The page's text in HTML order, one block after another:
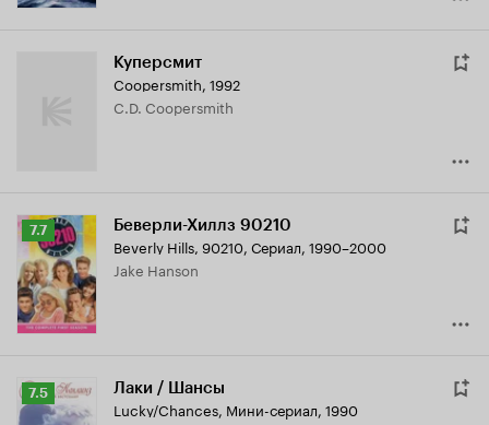
Куперсмит
Coopersmith, 1992
C.D. Coopersmith
Рейтинг
Кинопоиска
7.7
7.7 Беверли-Хиллз 90210
Beverly Hills, 90210, Сериал, 1990–2000
Jake Hanson
Рейтинг
Кинопоиска
7.5 Лаки / Шансы
Lucky/Chances, Мини-сериал, 1990